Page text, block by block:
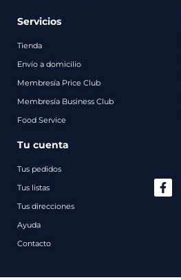
Servicios
Tienda
Envío a domicilio
Membresía Price Club
Membresía Business Club
Food Service
Tu cuenta
Tus pedidos
Tus listas
Tus direcciones
Ayuda
Contacto